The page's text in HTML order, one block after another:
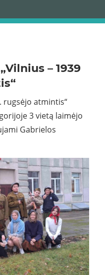
– 1939
rugsėjo atmintis“
3 vietą laimėjo
Gabrielos